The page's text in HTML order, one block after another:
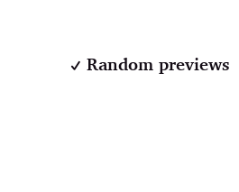
Random previews